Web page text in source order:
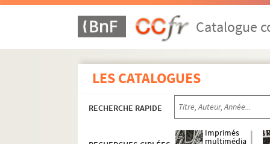
Catalogue
LES CATALOGUES
RECHERCHE RAPIDE
Imprimés
multimédia
8-DEP-016-0051. Alice Agussol
8-DEP-016-0330. Veuve Barde,
8-DEP-016-0063. Bernard
Blanchard
8-DEP-016-0762. Jane Blanchot
4-DEP-016-1032. Bordage, puis